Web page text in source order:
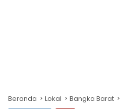
Beranda Lokal Bangka Barat